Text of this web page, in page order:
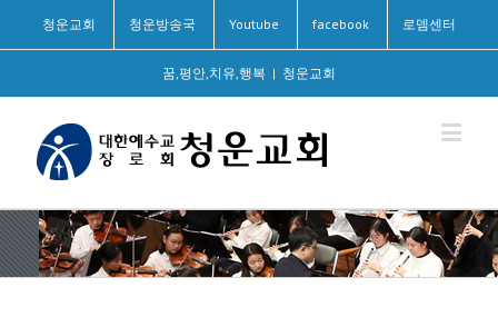
청운교회 청운방송국 Youtube facebook 로뎀센터
꿈,평안,치유,행복 | 청운교회